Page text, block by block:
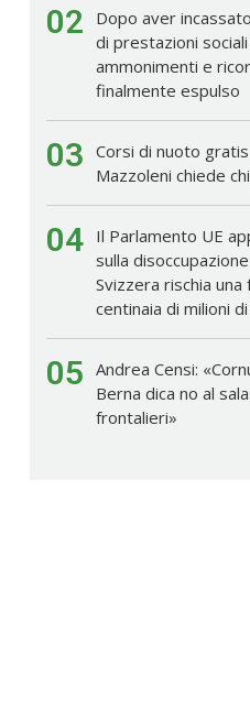
02
Dopo aver
di prestazioni
ammonimenti e
finalmente espulso
03 Corsi di nuoto
Mazzoleni chiede
04
Il Parlamento UE
sulla
Svizzera rischia
centinaia di milioni
05 Andrea Censi:
Berna dica no al
frontalieri»